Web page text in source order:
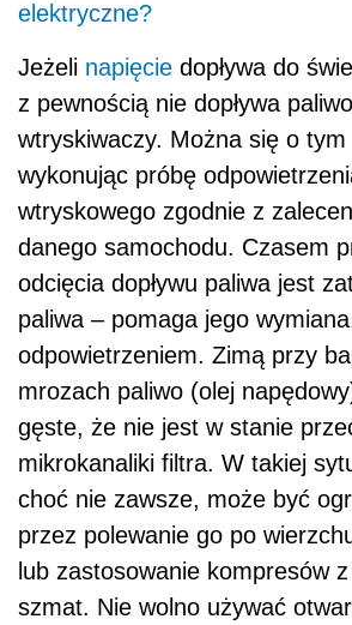
elektryczne?
Jeżeli napięcie dopływa do
z pewnością nie dopływa
wtryskiwaczy. Można się o tym
wykonując próbę
wtryskowego zgodnie z
danego samochodu. Czasem
odcięcia dopływu paliwa jest
paliwa – pomaga jego
odpowietrzeniem. Zimą przy
mrozach paliwo (olej
gęste, że nie jest w stanie
mikrokanaliki filtra. W takiej
choć nie zawsze, może być
przez polewanie go po
lub zastosowanie kompresów
szmat. Nie wolno używać